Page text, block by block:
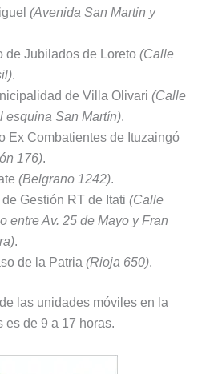
(Avenida San Martin y
de Jubilados de Loreto (Calle
.
de Villa Olivari (Calle
esquina San Martín).
Ex Combatientes de Ituzaingó
176).
(Belgrano 1242).
Gestión RT de Itati (Calle
entre Av. 25 de Mayo y Fran
.
de la Patria (Rioja 650).
las unidades móviles en la
es de 9 a 17 horas.